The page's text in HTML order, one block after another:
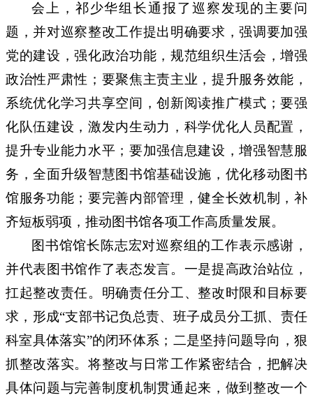
会上，祁少华组长通报了巡察发现的主要问
题，并对巡察整改工作提出明确要求，强调要加强
党的建设，强化政治功能， 规范组织生活会，增强
政治性严肃性 ；要聚焦主责主业，提升服务效能，
系统优化学习共享空间 ，创新阅读推广模式 ；要强
化队伍建设，激发内生动力， 科学优化人员配置 ，
提升专业能力水平 ；要加强信息建设，增强智慧服
务，全面升级智慧图书馆基础设施 ， 优化移动图书
馆服务功能 ；要完善内部管理，健全长效机制，补
齐短板弱项，推动图书馆各项工作高质量发展。
图书馆馆长陈志宏对巡察组的工作表示感谢，
并代表图书馆作了表态发言。一是提高政治站位，
扛起整改责任。明确责任分工、整改时限和目标要
求，形成“支部书记负总责、班子成员分工抓、责任
科室具体落实”的闭环体系；二是坚持问题导向，狠
抓整改落实。将整改与日常工作紧密结合，把解决
具体问题与完善制度机制贯通起来，做到整改一个